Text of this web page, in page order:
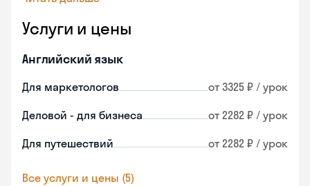
Услуги и цены
Английский язык
Для маркетологов от 3325 ₽ / урок
Деловой - для бизнеса от 2282 ₽ / урок
Для путешествий от 2282 ₽ / урок
Все услуги и цены (5)